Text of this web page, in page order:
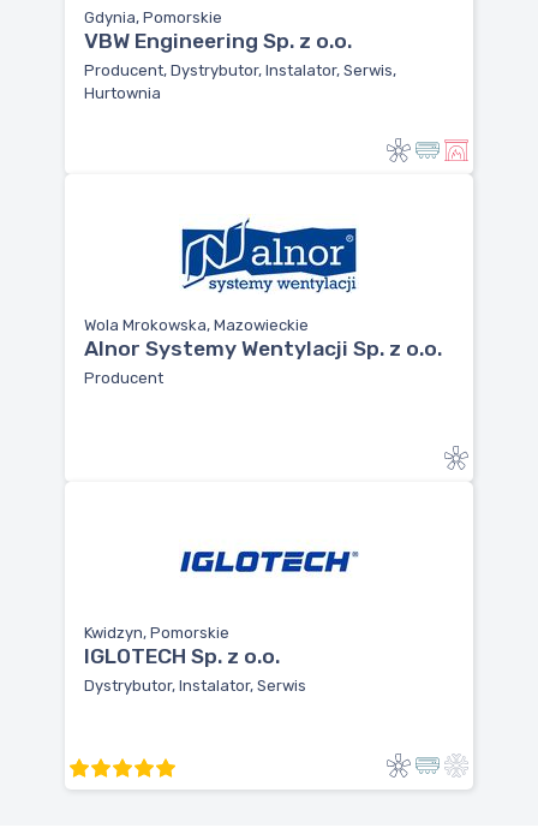
Gdynia, Pomorskie
VBW Engineering Sp. z o.o.
Producent, Dystrybutor, Instalator, Serwis,
Hurtownia
Wola Mrokowska, Mazowieckie
Alnor Systemy Wentylacji Sp. z o.o.
Producent
Kwidzyn, Pomorskie
IGLOTECH Sp. z o.o.
Dystrybutor, Instalator, Serwis